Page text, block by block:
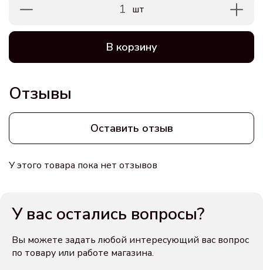
1 шт
В корзину
Отзывы
Оставить отзыв
У этого товара пока нет отзывов
У вас остались вопросы?
Вы можете задать любой интересующий вас вопрос
по товару или работе магазина.